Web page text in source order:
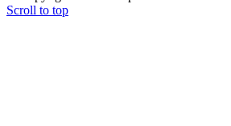
Scroll to top